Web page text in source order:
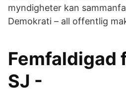
myndigheter kan
Demokrati – all offentlig
Femfaldigad
SJ -